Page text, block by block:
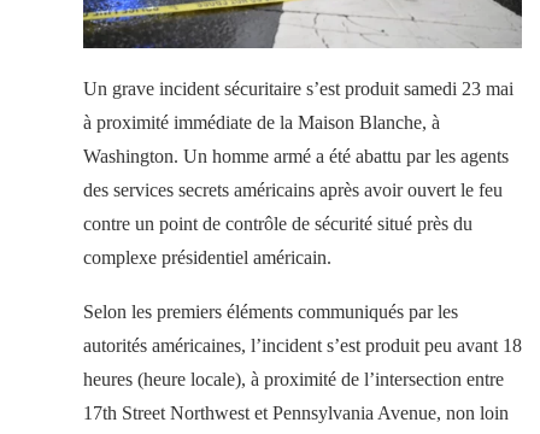
Un grave incident sécuritaire s’est produit samedi 23 mai
à proximité immédiate de la Maison Blanche, à
Washington. Un homme armé a été abattu par les agents
des services secrets américains après avoir ouvert le feu
contre un point de contrôle de sécurité situé près du
complexe présidentiel américain.
Selon les premiers éléments communiqués par les
autorités américaines, l’incident s’est produit peu avant 18
heures (heure locale), à proximité de l’intersection entre
17th Street Northwest et Pennsylvania Avenue, non loin